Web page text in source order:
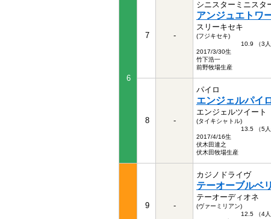
6
7 -
シニスターミニスタ
アンジュエトワ
スリーキセキ
(フジキセキ)
10.9 （3人
2017/3/30生
竹下浩一
前野牧場生産
8 -
パイロ
エンジェルパイ
エンジェルツイート
(タイキシャトル)
13.5 （5人
2017/4/16生
伏木田達之
伏木田牧場生産
9 -
カジノドライヴ
テーオーブルベ
テーオーディオネ
(ヴァーミリアン)
12.5 （4人